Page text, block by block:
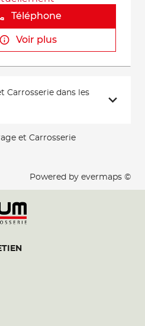
Téléphone
Voir plus
Carrosserie dans les
et Carrosserie
Powered by evermaps ©